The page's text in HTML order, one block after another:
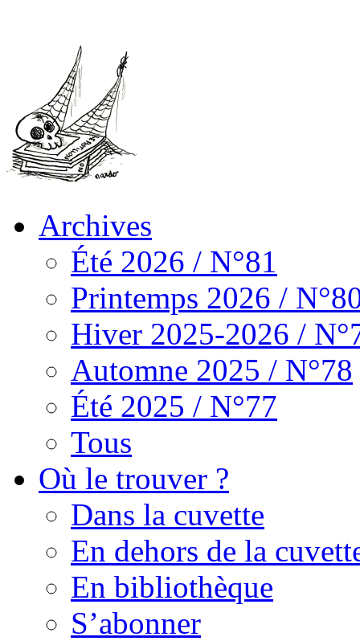
Archives
Été 2026 / N°81
Printemps 2026 /
Hiver 2025-2026 /
Automne 2025 / N°78
Été 2025 / N°77
Tous
Où le trouver ?
Dans la cuvette
En dehors de la
En bibliothèque
S’abonner